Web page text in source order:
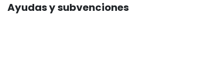
Ayudas y subvenciones